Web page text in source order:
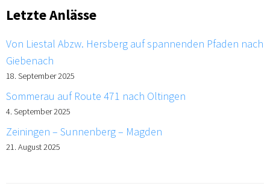
Letzte Anlässe
Von Liestal Abzw. Hersberg auf spannenden Pfaden nach
Giebenach
18. September 2025
Sommerau auf Route 471 nach Oltingen
4. September 2025
Zeiningen – Sunnenberg – Magden
21. August 2025